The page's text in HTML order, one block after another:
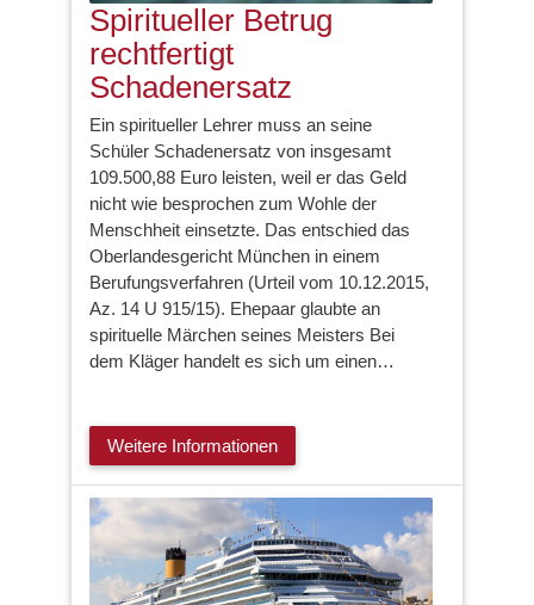
Spiritueller Betrug
rechtfertigt
Schadenersatz
Ein spiritueller Lehrer muss an seine
Schüler Schadenersatz von insgesamt
109.500,88 Euro leisten, weil er das Geld
nicht wie besprochen zum Wohle der
Menschheit einsetzte. Das entschied das
Oberlandesgericht München in einem
Berufungsverfahren (Urteil vom 10.12.2015,
Az. 14 U 915/15). Ehepaar glaubte an
spirituelle Märchen seines Meisters Bei
dem Kläger handelt es sich um einen…
Weitere Informationen